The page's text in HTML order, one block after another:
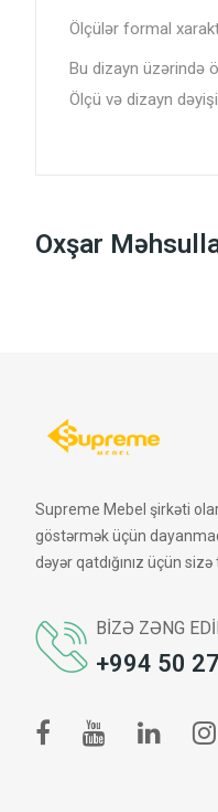
Ölçülər formal
Bu dizayn üzərində
Ölçü və dizayn
Oxşar
Supreme Mebel şirkəti
göstərmək üçün
dəyər qatdığınız üçün
BIZƏ ZƏNG
+994 50